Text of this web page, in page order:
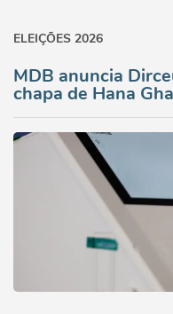
ELEIÇÕES 2026
MDB anuncia
chapa de Hana